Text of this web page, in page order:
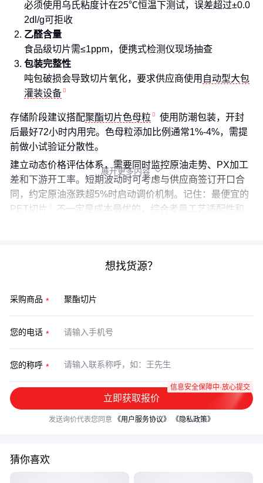
必须使用乌氏粘度计在25℃恒温下测试，误差超过±0.0
2dl/g可拒收
乙醛含量
食品级切片需≤1ppm，便携式检测仪现场抽查
包装完整性
吨包破损会导致切片氧化，要求供应商使用 自动型大包
灌装设备
存储阶段建议搭配聚酯切片色母粒
使用防潮包装，开封
后最好72小时内用完。色母粒添加比例通常1%-4%，需提
前做小试验证分散性。
建立动态价格评估体系，需要同时监控原油走势、PX加工
差和下游开工率。短期波动时可考虑与供应商签订开口合
同，约定原油涨跌超5%时启动调价机制。记住：最便宜的
PET切片
不一定是成本最优的，综合考量工艺适配性和
展开更多内容 
想找货源？
采购商品
您的电话
您的称呼
立即获取报价
信息安全保障中·放心提交
发送询价代表您同意 《用户服务协议》 《隐私政策》
猜你喜欢